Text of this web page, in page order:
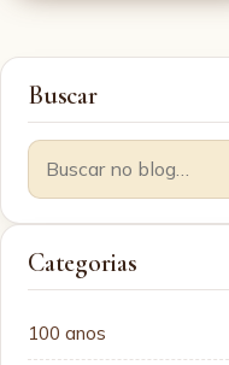
Buscar
Categorias
100 anos